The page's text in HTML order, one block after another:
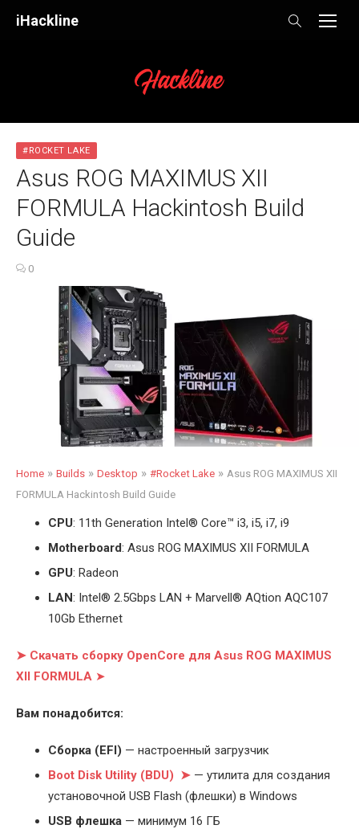
iHackline
#ROCKET LAKE
Asus ROG MAXIMUS XII
FORMULA Hackintosh Build
Guide
0
Home » Builds » Desktop » #Rocket Lake » Asus ROG MAXIMUS XII
FORMULA Hackintosh Build Guide
CPU: 11th Generation Intel® Core™ i3, i5, i7, i9
Motherboard: Asus ROG MAXIMUS XII FORMULA
GPU: Radeon
LAN: Intel® 2.5Gbps LAN + Marvell® AQtion AQC107
10Gb Ethernet
➤ Скачать сборку OpenCore для Asus ROG MAXIMUS
XII FORMULA ➤
Вам понадобится:
Cборка (EFI) — настроенный загрузчик
Boot Disk Utility (BDU) ➤ — утилита для создания
установочной USB Flash (флешки) в Windows
USB флешка — минимум 16 ГБ